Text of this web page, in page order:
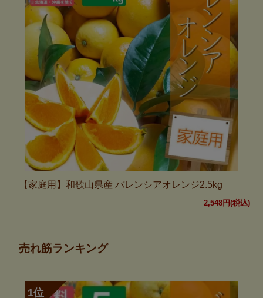
【家庭用】和歌山県産 バレンシアオレンジ2.5kg
2,548円(税込)
売れ筋ランキング